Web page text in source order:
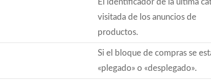
El identificador de la última
visitada de los anuncios de
productos.
Si el bloque de compras se
«plegado» o «desplegado».